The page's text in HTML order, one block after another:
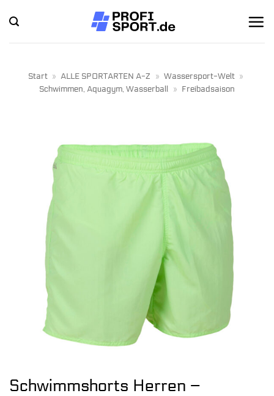
Inhalt
springen
Start » ALLE SPORTARTEN A-Z » Wassersport-Welt »
Schwimmen, Aquagym, Wasserball » Freibadsaison
Schwimmshorts Herren –